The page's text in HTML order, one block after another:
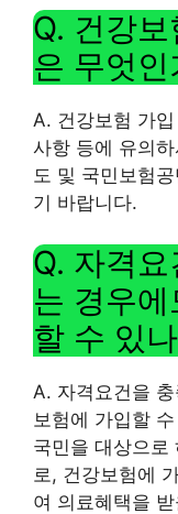
Q. 건강
은 무엇인
A. 건강보험 가
사항 등에 유의
도 및 국민보험
기 바랍니다.
Q. 자격
는 경우
할 수 있
A. 자격요건을
보험에 가입할
국민을 대상으로
로, 건강보험에
여 의료혜택을